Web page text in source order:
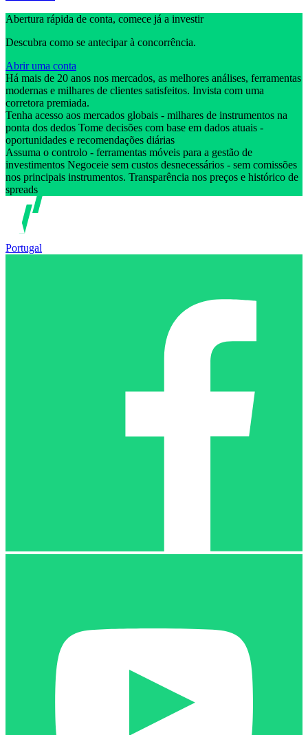
Abertura rápida de conta, comece já a investir
Descubra como se antecipar à concorrência.
Abrir uma conta
Há mais de 20 anos nos mercados, as melhores análises, ferramentas
modernas e milhares de clientes satisfeitos. Invista com uma
corretora premiada.
Tenha acesso aos mercados globais - milhares de instrumentos na
ponta dos dedos Tome decisões com base em dados atuais -
oportunidades e recomendações diárias
Assuma o controlo - ferramentas móveis para a gestão de
investimentos Negoceie sem custos desnecessários - sem comissões
nos principais instrumentos. Transparência nos preços e histórico de
spreads
Portugal